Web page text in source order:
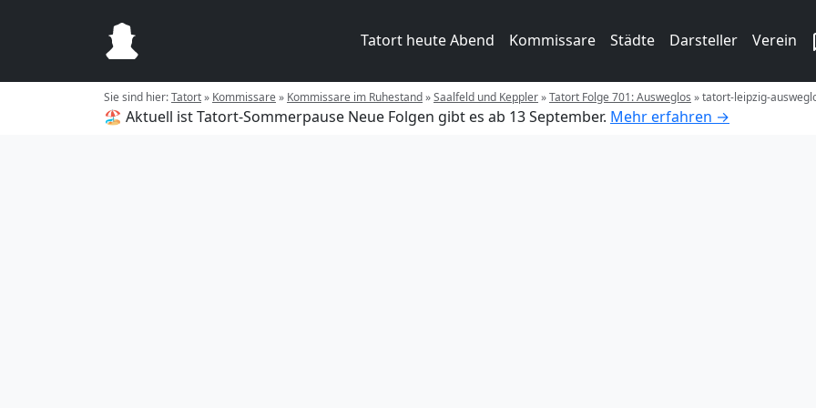
Tatort heute Abend Kommissare Städte Darsteller Verein
Sie sind hier:Tatort» Kommissare» Kommissare im Ruhestand»Saalfeld und Keppler»Tatort Folge 701: Ausweglos »tatort-leipzig-
🏖️ Aktuell ist Tatort-Sommerpause Neue Folgen gibt es ab 13 September. Mehr erfahren →